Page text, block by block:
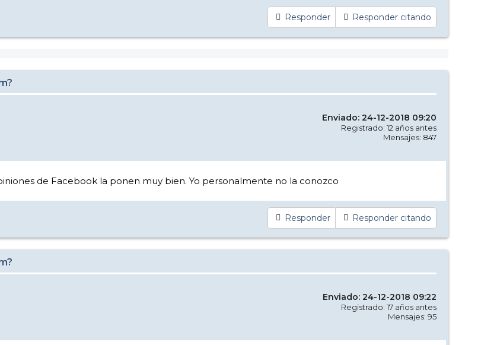
Responder Responder citando
Enviado: 24-12-2018 09:20
Registrado: 12 años antes
Mensajes: 847
de Facebook la ponen muy bien. Yo personalmente no la conozco
Responder Responder citando
Enviado: 24-12-2018 09:22
Registrado: 17 años antes
Mensajes: 95